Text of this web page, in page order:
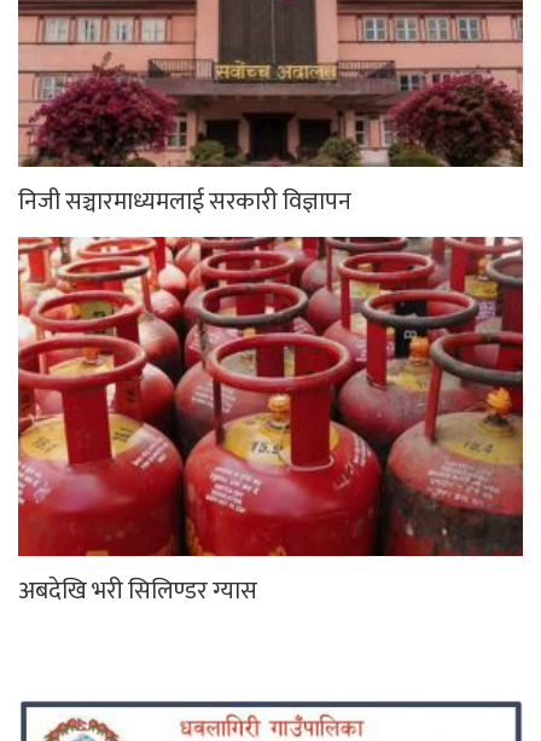
निजी सञ्चारमाध्यमलाई सरकारी विज्ञापन
अबदेखि भरी सिलिण्डर ग्यास